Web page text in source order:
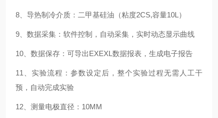
8、导热制冷介质：二甲基硅油（粘度2CS,容量10L）
9、数据采集：软件控制，自动采集，实时动态显示曲线
10、数据保存：可导出EXEXL数据报表，生成电子报告
11、实验流程：参数设定后，整个实验过程无需人工干
预，自动完成实验
12、测量电极直径：10MM